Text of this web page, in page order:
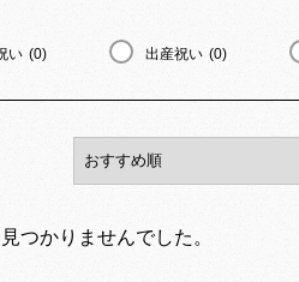
い (0) 出産祝い (0)
つかりませんでした。